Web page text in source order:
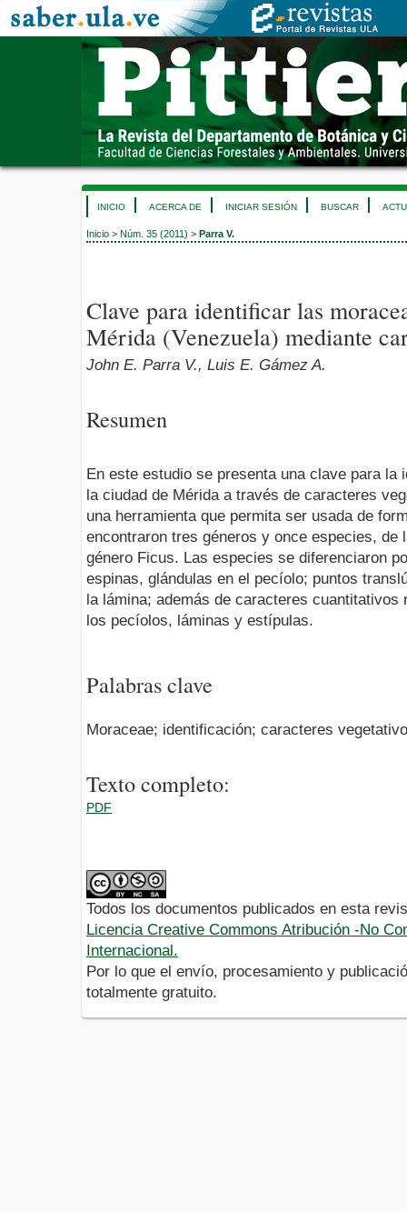
INICIO ACERCA DE INICIAR SESIÓN BUSCAR
Inicio > Núm. 35 (2011) > Parra V.
Clave para identificar las
Mérida (Venezuela) mediante
John E. Parra V., Luis E. Gámez A.
Resumen
En este estudio se presenta una clave para la
la ciudad de Mérida a través de caracteres
una herramienta que permita ser usada de
encontraron tres géneros y once especies, de
género Ficus. Las especies se diferenciaron
espinas, glándulas en el pecíolo; puntos
la lámina; además de caracteres cuantitativos
los pecíolos, láminas y estípulas.
Palabras clave
Moraceae; identificación; caracteres
Texto completo:
PDF
Todos los documentos publicados en esta
Licencia Creative Commons Atribución -No
Internacional.
Por lo que el envío, procesamiento y
totalmente gratuito.